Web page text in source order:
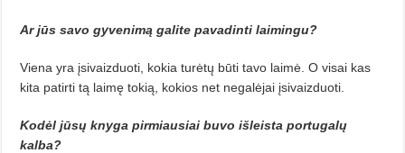
Ar jūs savo gyvenimą galite pavadinti laimingu?
Viena yra įsivaizduoti, kokia turė­tų būti tavo laimė. O visai kas
kita patirti tą laimę tokią, kokios net negalėjai įsivaizduoti.
Kodėl jūsų knyga pirmiausiai buvo išleista portugalų
kalba?